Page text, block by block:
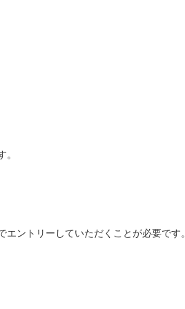
ントリーしていただくことが必要です。